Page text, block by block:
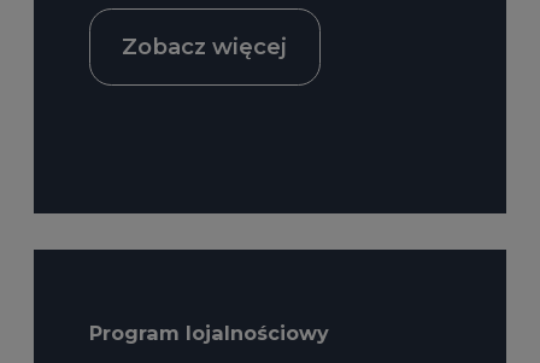
Zobacz więcej
Program lojalnościowy